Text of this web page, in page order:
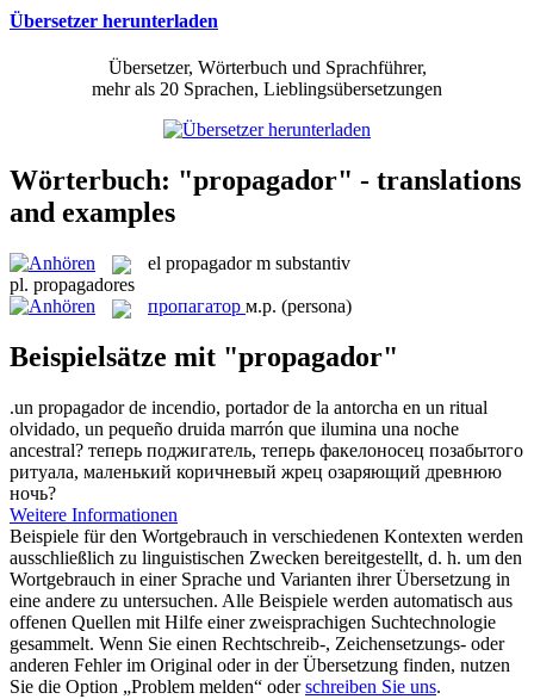
Übersetzer herunterladen
Übersetzer, Wörterbuch und Sprachführer,
mehr als 20 Sprachen, Lieblingsübersetzungen
Wörterbuch: "propagador" - translations
and examples
el propagador m substantiv
pl. propagadores
пропагатор м.р. (persona)
Beispielsätze mit "propagador"
.un propagadorde incendio, portador de la antorcha en un ritual
olvidado, un pequeño druida marrón que ilumina una noche
ancestral? теперь поджигатель, теперь факелоносец позабытого
ритуала, маленький коричневый жрец озаряющий древнюю
ночь?
Weitere Informationen
Beispiele für den Wortgebrauch in verschiedenen Kontexten werden
ausschließlich zu linguistischen Zwecken bereitgestellt, d. h. um den
Wortgebrauch in einer Sprache und Varianten ihrer Übersetzung in
eine andere zu untersuchen. Alle Beispiele werden automatisch aus
offenen Quellen mit Hilfe einer zweisprachigen Suchtechnologie
gesammelt. Wenn Sie einen Rechtschreib-, Zeichensetzungs- oder
anderen Fehler im Original oder in der Übersetzung finden, nutzen
Sie die Option „Problem melden“ oderschreiben Sie uns.